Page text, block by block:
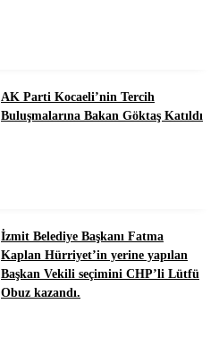
AK Parti Kocaeli’nin Tercih
Buluşmalarına Bakan Göktaş Katıldı
İzmit Belediye Başkanı Fatma
Kaplan Hürriyet’in yerine yapılan
Başkan Vekili seçimini CHP’li Lütfü
Obuz kazandı.